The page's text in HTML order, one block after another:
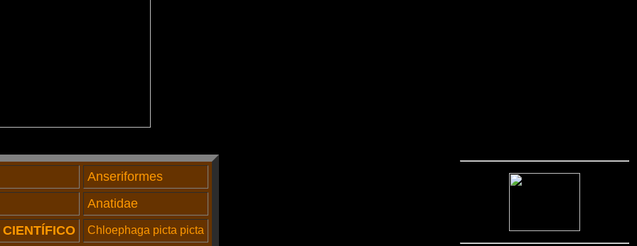
Anseriformes
Anatidae
Chloephaga picta picta